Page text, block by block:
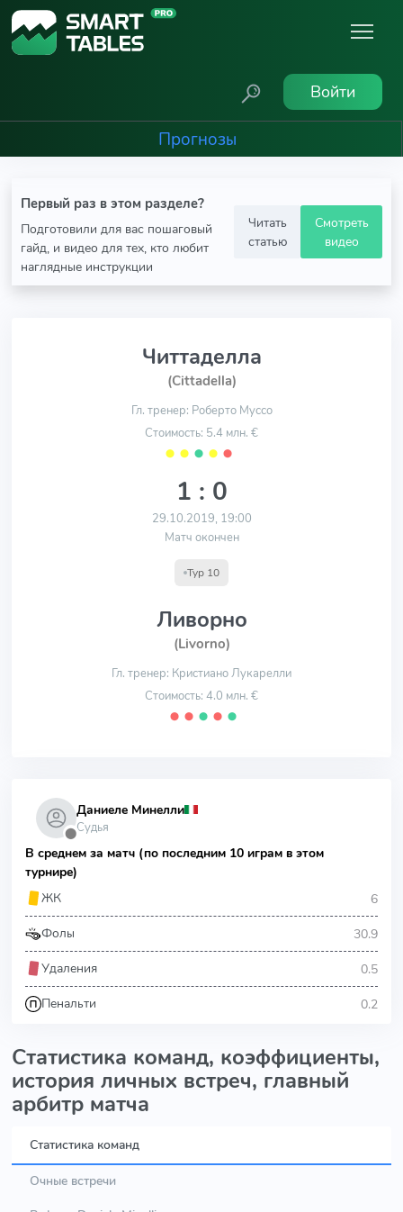
Войти
Прогнозы
Первый раз в этом разделе?
Подготовили для вас пошаговый
гайд, и видео для тех, кто любит
наглядные инструкции
Читать
статью
Смотреть
видео
Читтаделла
(Cittadella)
Гл. тренер: Роберто Муссо
Стоимость: 5.4 млн. €
⬤ ⬤ ⬤ ⬤ ⬤
1 : 0
29.10.2019, 19:00
Матч окончен
Тур 10
Ливорно
(Livorno)
Гл. тренер: Кристиано Лукарелли
Стоимость: 4.0 млн. €
⬤ ⬤ ⬤ ⬤ ⬤
⬤
Даниеле Минелли
Судья
В среднем за матч (по последним 10 играм в этом
турнире)
ЖК
6
Фолы 30.9
Удаления 0.5
Пенальти 0.2
Статистика команд, коэффициенты,
история личных встреч, главный
арбитр матча
Статистика команд
Очные встречи